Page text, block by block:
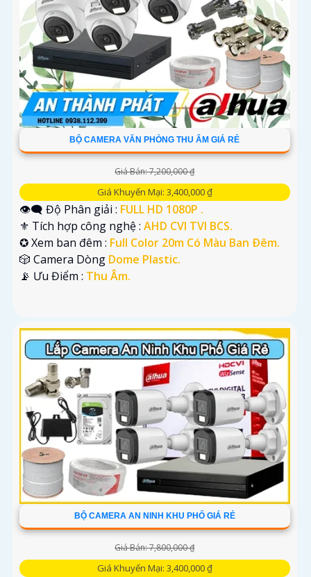
BỘ CAMERA VĂN PHÒNG THU ÂM GIÁ RẺ
Giá Bán: 7,200,000 ₫
Giá Khuyến Mại: 3,400,000 ₫
👁️‍🗨 Độ Phân giải : FULL HD 1080P .
⚜️ Tích hợp công nghệ : AHD CVI TVI BCS.
✪ Xem ban đêm : Full Color 20m Có Màu Ban Ðêm.
🎲 Camera Dòng Dome Plastic.
️📡 Ưu Điểm : Thu Âm.
BỘ CAMERA AN NINH KHU PHỐ GIÁ RẺ
Giá Bán: 7,800,000 ₫
Giá Khuyến Mại: 3,400,000 ₫